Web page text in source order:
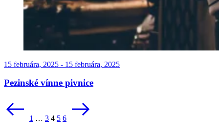
15 februára, 2025 - 15 februára, 2025
Pezinské vínne pivnice
Stránkovanie
príspevkov
1 … 3 4 5 6